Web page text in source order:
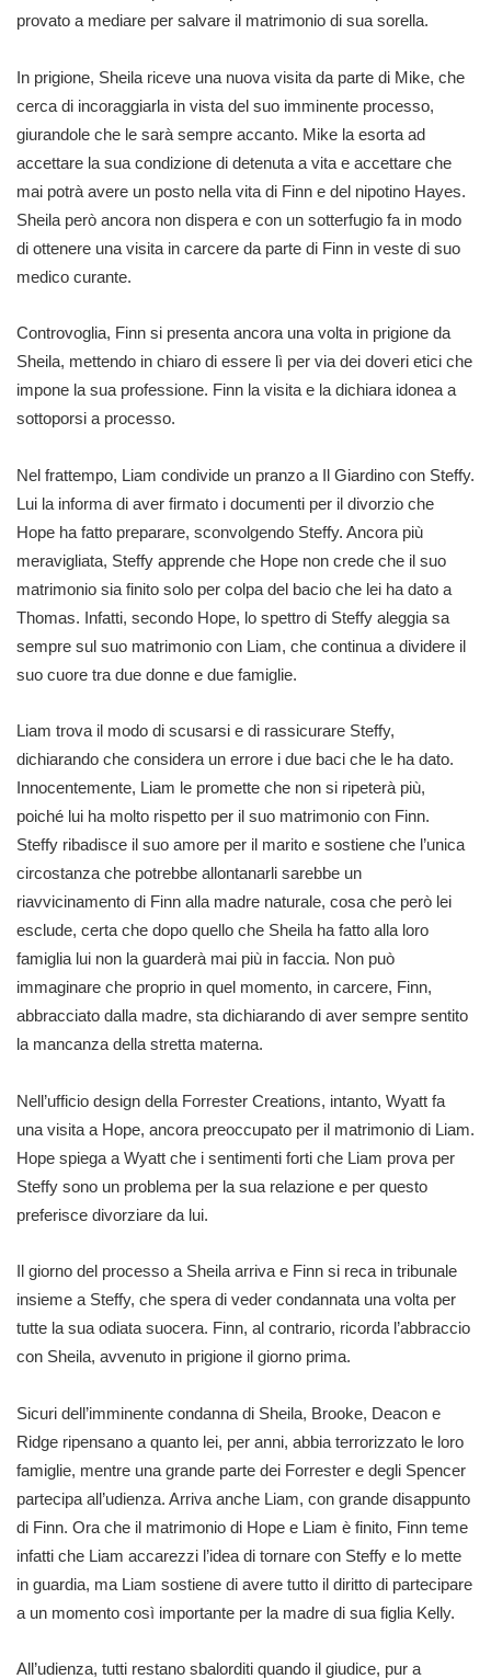
provato a mediare per salvare il matrimonio di sua sorella.
In prigione, Sheila riceve una nuova visita da parte di Mike, che
cerca di incoraggiarla in vista del suo imminente processo,
giurandole che le sarà sempre accanto. Mike la esorta ad
accettare la sua condizione di detenuta a vita e accettare che
mai potrà avere un posto nella vita di Finn e del nipotino Hayes.
Sheila però ancora non dispera e con un sotterfugio fa in modo
di ottenere una visita in carcere da parte di Finn in veste di suo
medico curante.
Controvoglia, Finn si presenta ancora una volta in prigione da
Sheila, mettendo in chiaro di essere lì per via dei doveri etici che
impone la sua professione. Finn la visita e la dichiara idonea a
sottoporsi a processo.
Nel frattempo, Liam condivide un pranzo a Il Giardino con Steffy.
Lui la informa di aver firmato i documenti per il divorzio che
Hope ha fatto preparare, sconvolgendo Steffy. Ancora più
meravigliata, Steffy apprende che Hope non crede che il suo
matrimonio sia finito solo per colpa del bacio che lei ha dato a
Thomas. Infatti, secondo Hope, lo spettro di Steffy aleggia sa
sempre sul suo matrimonio con Liam, che continua a dividere il
suo cuore tra due donne e due famiglie.
Liam trova il modo di scusarsi e di rassicurare Steffy,
dichiarando che considera un errore i due baci che le ha dato.
Innocentemente, Liam le promette che non si ripeterà più,
poiché lui ha molto rispetto per il suo matrimonio con Finn.
Steffy ribadisce il suo amore per il marito e sostiene che l’unica
circostanza che potrebbe allontanarli sarebbe un
riavvicinamento di Finn alla madre naturale, cosa che però lei
esclude, certa che dopo quello che Sheila ha fatto alla loro
famiglia lui non la guarderà mai più in faccia. Non può
immaginare che proprio in quel momento, in carcere, Finn,
abbracciato dalla madre, sta dichiarando di aver sempre sentito
la mancanza della stretta materna.
Nell’ufficio design della Forrester Creations, intanto, Wyatt fa
una visita a Hope, ancora preoccupato per il matrimonio di Liam.
Hope spiega a Wyatt che i sentimenti forti che Liam prova per
Steffy sono un problema per la sua relazione e per questo
preferisce divorziare da lui.
Il giorno del processo a Sheila arriva e Finn si reca in tribunale
insieme a Steffy, che spera di veder condannata una volta per
tutte la sua odiata suocera. Finn, al contrario, ricorda l’abbraccio
con Sheila, avvenuto in prigione il giorno prima.
Sicuri dell’imminente condanna di Sheila, Brooke, Deacon e
Ridge ripensano a quanto lei, per anni, abbia terrorizzato le loro
famiglie, mentre una grande parte dei Forrester e degli Spencer
partecipa all’udienza. Arriva anche Liam, con grande disappunto
di Finn. Ora che il matrimonio di Hope e Liam è finito, Finn teme
infatti che Liam accarezzi l’idea di tornare con Steffy e lo mette
in guardia, ma Liam sostiene di avere tutto il diritto di partecipare
a un momento così importante per la madre di sua figlia Kelly.
All’udienza, tutti restano sbalorditi quando il giudice, pur a